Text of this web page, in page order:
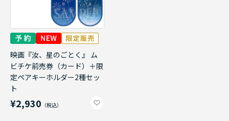
映画『汝、星のごとく』 ム
ビチケ前売券（カード）＋限
定ペアキーホルダー2種セッ
ト
¥2,930